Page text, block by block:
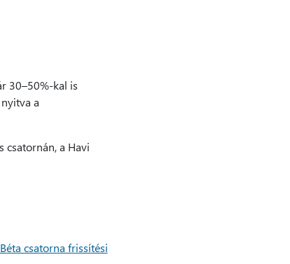
30–50%-kal is
a
csatornán, a Havi
csatorna frissítési